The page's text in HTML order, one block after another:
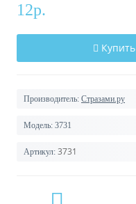
12р.
Купить
Производитель: Стразами.ру
Модель: 3731
Артикул: 3731